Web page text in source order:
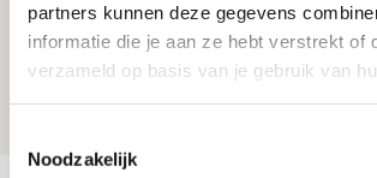
partners kunnen deze gegevens
informatie die je aan ze hebt verstrekt of
verzameld op basis van je gebruik van
Noodzakelijk
Míchel niet blij met
na rust: ‘De focus nam af’